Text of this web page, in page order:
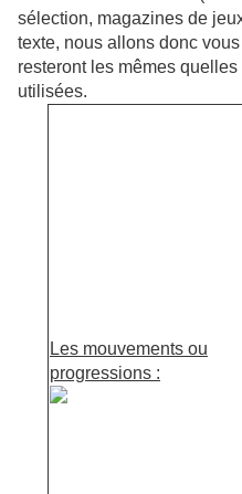
sélection, magazines de
texte, nous allons donc
resteront les mêmes
utilisées.
Les mouvements ou
progressions :